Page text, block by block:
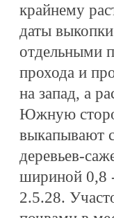
крайнему
даты
отдельными
прохода и
на запад, а
Южную
выкапывают
деревьев-
шириной 0,8
2.5.28.